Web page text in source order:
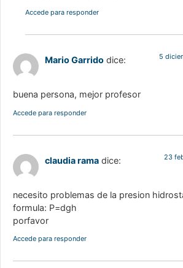
Accede para responder
Mario Garrido dice: 5
buena persona, mejor profesor
Accede para responder
claudia rama dice: 23
necesito problemas de la presion
formula: P=dgh
porfavor
Accede para responder